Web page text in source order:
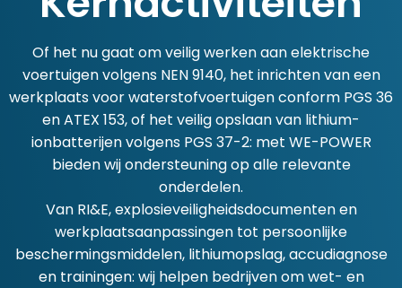
Of het nu gaat om veilig werken aan elektrische
voertuigen volgens NEN 9140, het inrichten van een
werkplaats voor waterstofvoertuigen conform PGS 36
en ATEX 153, of het veilig opslaan van lithium-
ionbatterijen volgens PGS 37-2: met WE-POWER
bieden wij ondersteuning op alle relevante
onderdelen.
Van RI&E, explosieveiligheidsdocumenten en
werkplaatsaanpassingen tot persoonlijke
beschermingsmiddelen, lithiumopslag, accudiagnose
en trainingen: wij helpen bedrijven om wet- en